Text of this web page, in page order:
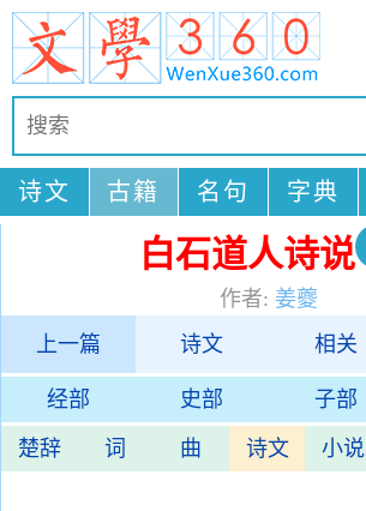
诗文 古籍 名句 字典
白石道人诗说
作者: 姜夔
上一篇
诗文 相关
经部 史部 子部
楚辞 词 曲 诗文 小说